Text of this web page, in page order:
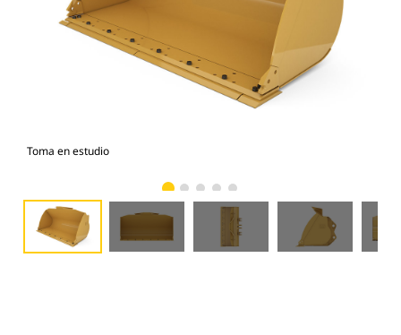
Toma en estudio